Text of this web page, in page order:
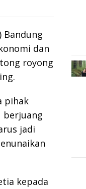
Bandung
dan
royong
pihak
berjuang
jadi
kepada